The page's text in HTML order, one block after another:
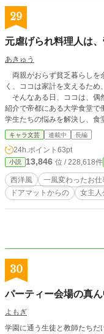
29
元虐げられ料理人は
あきゅう
両親がおらず貧乏暮らしを
く、ココは家計を支えるため
そんなある日、ココは、偶
紹介で帝都にある大学食堂
学生たちの悩みを解決し、食
ンパーティでは一躍注目を
大きな事件に巻き込まれてい
キャラ文芸 連載中 長編
24h.ポイント 63pt
小説 13,846 位 / 228,618件
西洋風 一風変わったお仕
ドアマットからの
女主人
30
パーティー会場の真
よもぎ
学園に通う生徒と教師たちだ